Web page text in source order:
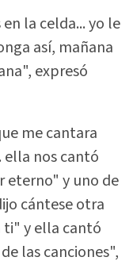
la celda... yo le
así, mañana
expresó
me cantara
nos cantó
eterno" y uno de
cántese otra
ti" y ella cantó
las canciones",